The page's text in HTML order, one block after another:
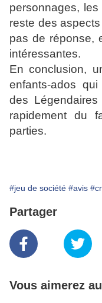
personnages,
reste des
pas de réponse,
intéressantes.
En conclusion,
enfants-ados
des
rapidement du
parties.
#jeu de société #avis
Partager
Vous aimerez